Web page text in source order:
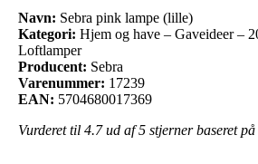
Navn: Sebra pink lampe (lille)
Kategori: Hjem og have – Gaveideer –
Loftlamper
Producent: Sebra
Varenummer: 17239
EAN: 5704680017369
Vurderet til 4.7ud af 5 stjerner baseret på